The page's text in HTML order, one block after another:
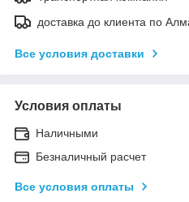
доставка до клиента по
Все условия доставки
Условия оплаты
Наличными
Безналичный расчет
Все условия оплаты